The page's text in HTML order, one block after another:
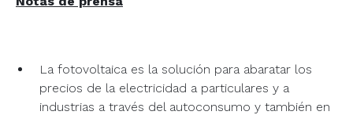
La fotovoltaica es la solución para abaratar los
precios de la electricidad a particulares y a
industrias a través del autoconsumo y también en